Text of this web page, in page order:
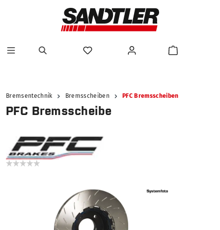
Bremsentechnik Bremsscheiben PFC Bremsscheiben
PFC Bremsscheibe
Bildergalerie überspringen